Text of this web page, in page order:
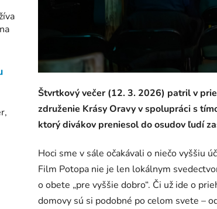
Štvrtkový večer (12. 3. 2026) patril v
združenie Krásy Oravy v spolupráci s
ktorý divákov preniesol do osudov ľudí
Hoci sme v sále očakávali o niečo vyššiu
Film Potopa nie je len lokálnym
o obete „pre vyššie dobro“. Či už ide o
domovy sú si podobné po celom svete –